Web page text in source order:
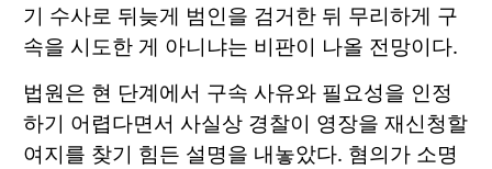
기 수사로 뒤늦게 범인을 검거한 뒤 무리하게 구
속을 시도한 게 아니냐는 비판이 나올 전망이다.
법원은 현 단계에서 구속 사유와 필요성을 인정
하기 어렵다면서 사실상 경찰이 영장을 재신청할
여지를 찾기 힘든 설명을 내놓았다. 혐의가 소명